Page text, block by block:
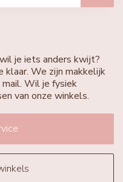
je iets anders kwijt?
klaar. We zijn makkelijk
Wil je fysiek
van onze winkels.